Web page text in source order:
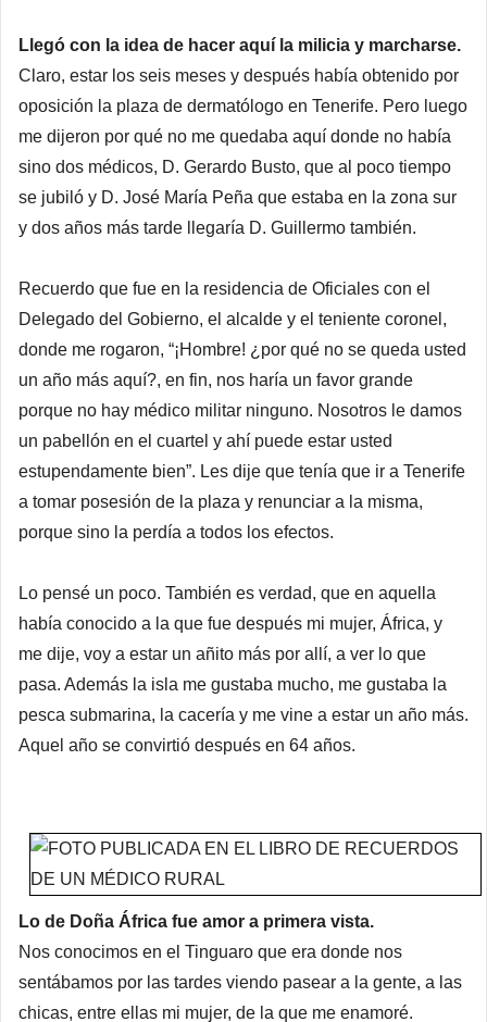
Llegó con la idea de hacer aquí la milicia y marcharse.
Claro, estar los seis meses y después había obtenido por
oposición la plaza de dermatólogo en Tenerife. Pero luego
me dijeron por qué no me quedaba aquí donde no había
sino dos médicos, D. Gerardo Busto, que al poco tiempo
se jubiló y D. José María Peña que estaba en la zona sur
y dos años más tarde llegaría D. Guillermo también.
Recuerdo que fue en la residencia de Oficiales con el
Delegado del Gobierno, el alcalde y el teniente coronel,
donde me rogaron, “¡Hombre! ¿por qué no se queda usted
un año más aquí?, en fin, nos haría un favor grande
porque no hay médico militar ninguno. Nosotros le damos
un pabellón en el cuartel y ahí puede estar usted
estupendamente bien”. Les dije que tenía que ir a Tenerife
a tomar posesión de la plaza y renunciar a la misma,
porque sino la perdía a todos los efectos.
Lo pensé un poco. También es verdad, que en aquella
había conocido a la que fue después mi mujer, África, y
me dije, voy a estar un añito más por allí, a ver lo que
pasa. Además la isla me gustaba mucho, me gustaba la
pesca submarina, la cacería y me vine a estar un año más.
Aquel año se convirtió después en 64 años.
Lo de Doña África fue amor a primera vista.
Nos conocimos en el Tinguaro que era donde nos
sentábamos por las tardes viendo pasear a la gente, a las
chicas, entre ellas mi mujer, de la que me enamoré.